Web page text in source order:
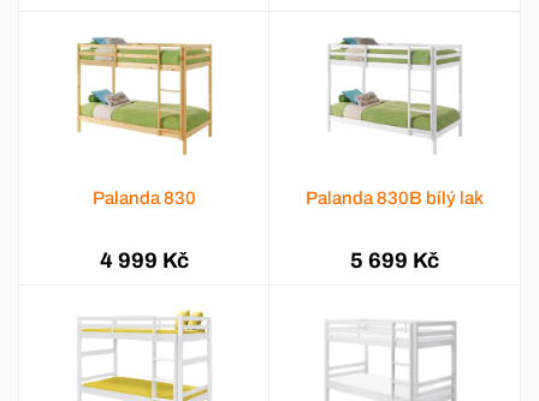
Palanda 830
4 999 Kč
Palanda 830B bílý lak
5 699 Kč